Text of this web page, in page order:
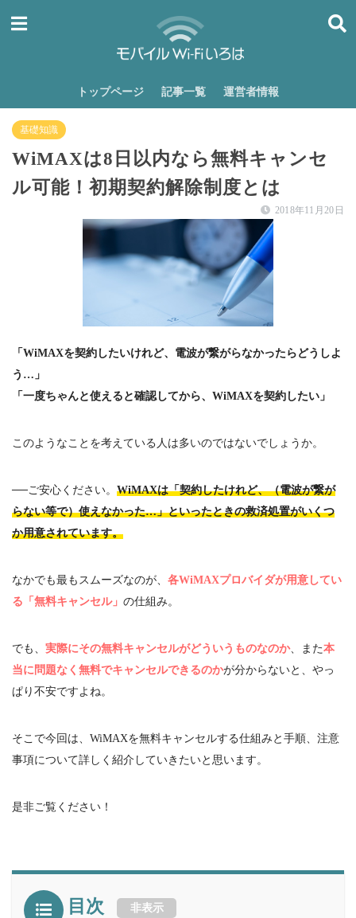
トップページ 記事一覧 運営者情報
基礎知識
WiMAXは8日以内なら無料キャンセ
ル可能！初期契約解除制度とは
2018年11月20日
「WiMAXを契約したいけれど、電波が繋がらなかったらどうしよ
う…」
「一度ちゃんと使えると確認してから、WiMAXを契約したい」
このようなことを考えている人は多いのではないでしょうか。
──ご安心ください。 WiMAXは「契約したけれど、（電波が繋が
らない等で）使えなかった…」といったときの救済処置がいくつ
か用意されています。
なかでも最もスムーズなのが、 各WiMAXプロバイダが用意してい
る「無料キャンセル」 の仕組み。
でも、 実際にその無料キャンセルがどういうものなのか、また本
当に問題なく無料でキャンセルできるのかが分からないと、やっ
ぱり不安ですよね。
そこで今回は、 WiMAXを無料キャンセルする仕組みと手順、注意
事項について詳しく紹介していきたいと思います。
是非ご覧ください！
目次 非表示